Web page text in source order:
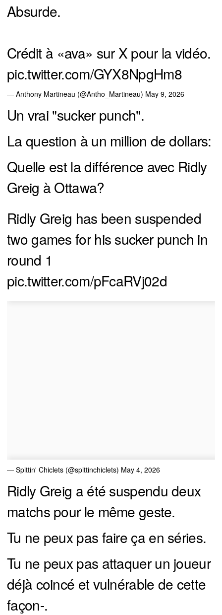
Absurde.
Crédit à «ava» sur X pour la vidéo.
pic.twitter.com/GYX8NpgHm8
— Anthony Martineau (@Antho_Martineau) May 9, 2026
Un vrai "sucker punch".
La question à un million de dollars:
Quelle est la différence avec Ridly
Greig à Ottawa?
Ridly Greig has been suspended
two games for his sucker punch in
round 1
pic.twitter.com/pFcaRVj02d
— Spittin' Chiclets (@spittinchiclets) May 4, 2026
Ridly Greig a été suspendu deux
matchs pour le même geste.
Tu ne peux pas faire ça en séries.
Tu ne peux pas attaquer un joueur
déjà coincé et vulnérable de cette
façon-.